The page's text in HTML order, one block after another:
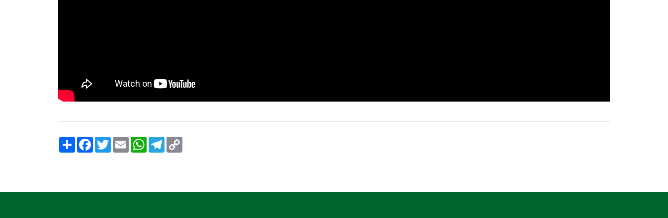
Compartilhar
FacebookTwitterEmail WhatsAppTelegram